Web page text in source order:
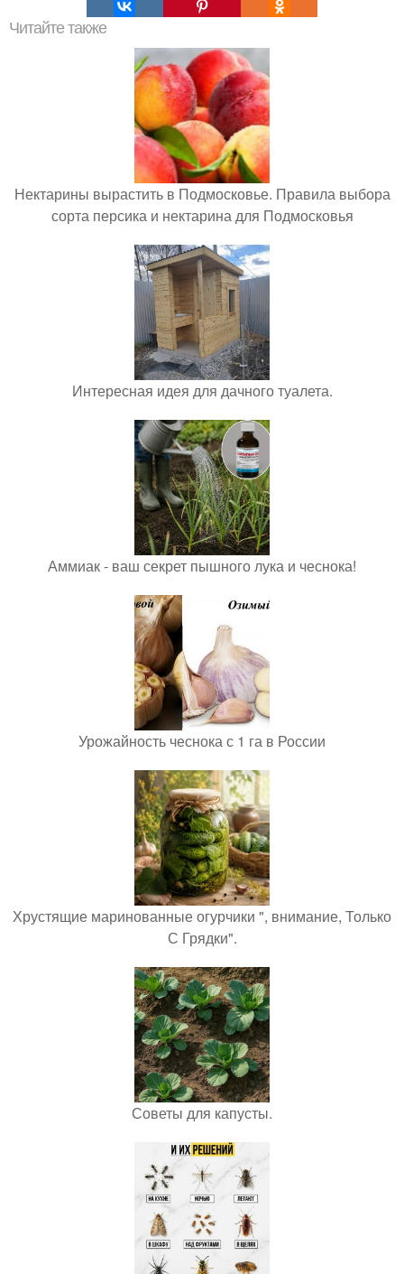
Читайте также
Нектарины вырастить в Подмосковье. Правила выбора
сорта персика и нектарина для Подмосковья
Интересная идея для дачного туалета.
Аммиак - ваш секрет пышного лука и чеснока!
Урожайность чеснока с 1 га в России
Хрустящие маринованные огурчики ", внимание, Только
С Грядки".
Советы для капусты.